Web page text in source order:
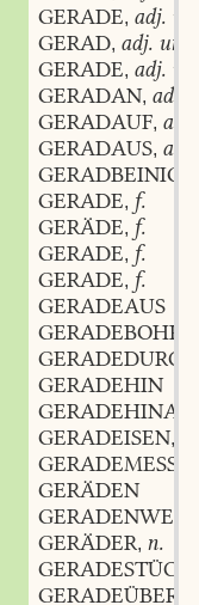
GERADE, adj.
GERAD, adj. und
GERADE, adj.
GERADAN, adv.
GERADAUF, adv.
GERADAUS, adv.
GERADBEINIG
GERADE, f.
GERÄDE, f.
GERADE, f.
GERADE, f.
GERADEAUS
GERADEBOHRER
GERADEDURCH
GERADEHIN
GERADEHINAUS
GERADEISEN,
GERADEMESSER
GERÄDEN
GERADENWEGS
GERÄDER, n.
GERADESTÜCK
GERADEÜBER